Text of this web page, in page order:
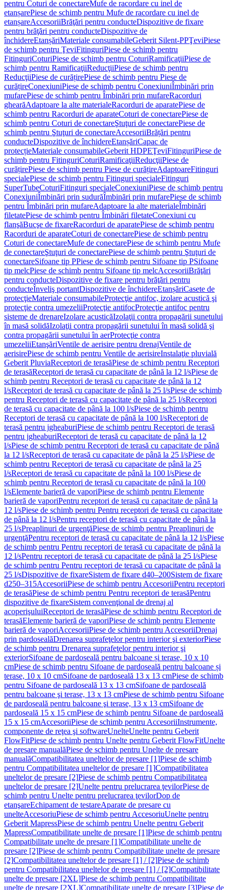
pentru Coturi de conectareMufe de racordare cu inel de
etanșarePiese de schimb pentru Mufe de racordare cu inel de
etanșareAccesoriiBrăţări pentru conducteDispozitive de fixare
pentru brăţări pentru conducteDispozitive de
închidereEtanșăriMateriale consumabileGeberit Silent-PPŢeviPiese
de schimb pentru ŢeviFitinguriPiese de schimb pentru
FitinguriCoturiPiese de schimb pentru CoturiRamificaţiiPiese de
schimb pentru RamificaţiiReducţiiPiese de schimb pentru
ReducţiiPiese de curățirePiese de schimb pentru Piese de
curățireConexiuniPiese de schimb pentru ConexiuniÎmbinări prin
mufarePiese de schimb pentru Îmbinări prin mufareRacorduri
ghearăAdaptoare la alte materialeRacorduri de aparatePiese de
schimb pentru Racorduri de aparateCoturi de conectarePiese de
schimb pentru Coturi de conectareŞtuţuri de conectarePiese de
schimb pentru Ştuţuri de conectareAccesoriiBrățări pentru
conducteDispozitive de închidereEtanșăriCapac de
protecțieMateriale consumabileGeberit HDPEŢeviFitinguriPiese de
schimb pentru FitinguriCoturiRamificaţiiReducţiiPiese de
curățirePiese de schimb pentru Piese de curățireAdaptoareFitinguri
specialePiese de schimb pentru Fitinguri specialeFitinguri
SuperTubeCoturiFitinguri specialeConexiuniPiese de schimb pentru
ConexiuniÎmbinări prin sudurăÎmbinări prin mufarePiese de schimb
pentru Îmbinări prin mufareAdaptoare la alte materialeÎmbinări
filetatePiese de schimb pentru Îmbinări filetateConexiuni cu
flanşăBucşe de fixareRacorduri de aparatePiese de schimb pentru
Racorduri de aparateCoturi de conectarePiese de schimb pentru
Coturi de conectareMufe de conectarePiese de schimb pentru Mufe
de conectareŞtuţuri de conectarePiese de schimb pentru Ştuţuri de
conectareSifoane tip PPiese de schimb pentru Sifoane tip PSifoane
tip melcPiese de schimb pentru Sifoane tip melcAccesoriiBrăţări
pentru conducteDispozitive de fixare pentru brăţări pentru
conducteÎnveliş portantDispozitive de închidereEtanșăriCasete de
protecţieMateriale consumabileProtecţie antifoc, izolare acustică şi
protecţie contra umezeliiProtecţie antifocProtecţie antifoc pentru
sisteme de drenareIzolare acusticăIzolaţii contra propagării sunetului
în masă solidăIzolaţii contra propagării sunetului în masă solidă şi
contra propagării sunetului în aerProtecţie contra
umezeliiEtanşăriVentile de aerisire pentru drenajVentile de
aerisirePiese de schimb pentru Ventile de aerisireInstalaţie pluvială
Geberit PluviaReceptori de terasăPiese de schimb pentru Receptori
de terasăReceptori de terasă cu capacitate de până la 12 l/sPiese de
schimb pentru Receptori de terasă cu capacitate de până la 12
l/sReceptori de terasă cu capacitate de până la 25 l/sPiese de schimb
pentru Receptori de terasă cu capacitate de până la 25 l/sReceptori
de terasă cu capacitate de până la 100 l/sPiese de schimb pentru
Receptori de terasă cu capacitate de până la 100 l/sReceptori de
terasă pentru jgheaburiPiese de schimb pentru Receptori de terasă
pentru jgheaburiReceptori de terasă cu capacitate de până la 12
l/sPiese de schimb pentru Receptori de terasă cu capacitate de până
la 12 l/sReceptori de terasă cu capacitate de până la 25 l/sPiese de
schimb pentru Receptori de terasă cu capacitate de până la 25
l/sReceptori de terasă cu capacitate de până la 100 l/sPiese de
schimb pentru Receptori de terasă cu capacitate de până la 100
l/sElemente barieră de vaporiPiese de schimb pentru Elemente
barieră de vaporiPentru receptori de terasă cu capacitate de până la
12 l/sPiese de schimb pentru Pentru receptori de terasă cu capacitate
de până la 12 l/sPentru receptori de terasă cu capacitate de până la
25 l/sPreaplinuri de urgenţăPiese de schimb pentru Preaplinuri de
urgenţăPentru receptori de terasă cu capacitate de până la 12 l/sPiese
de schimb pentru Pentru receptori de terasă cu capacitate de până la
12 l/sPentru receptori de terasă cu capacitate de până la 25 l/sPiese
de schimb pentru Pentru receptori de terasă cu capacitate de până la
25 l/sDispozitive de fixareSistem de fixare d40–200Sistem de fixare
d250–315AccesoriiPiese de schimb pentru AccesoriiPentru receptori
de terasăPiese de schimb pentru Pentru receptori de terasăPentru
dispozitive de fixareSistem convenţional de drenaj al
acoperişuluiReceptori de terasăPiese de schimb pentru Receptori de
terasăElemente barieră de vaporiPiese de schimb pentru Elemente
barieră de vaporiAccesoriiPiese de schimb pentru AccesoriiDrenaj
prin pardosealăDrenarea suprafeţelor pentru interior şi exteriorPiese
de schimb pentru Drenarea suprafeţelor pentru interior şi
exteriorSifoane de pardoseală pentru balcoane și terase, 10 x 10
cmPiese de schimb pentru Sifoane de pardoseală pentru balcoane și
terase, 10 x 10 cmSifoane de pardoseală 13 x 13 cmPiese de schimb
pentru Sifoane de pardoseală 13 x 13 cmSifoane de pardoseală
pentru balcoane şi terase, 13 x 13 cmPiese de schimb pentru Sifoane
de pardoseală pentru balcoane şi terase, 13 x 13 cmSifoane de
pardoseală 15 x 15 cmPiese de schimb pentru Sifoane de pardoseală
15 x 15 cmAccesoriiPiese de schimb pentru AccesoriiInstrumente,
componente de reţea şi softwareUnelteUnelte pentru Geberit
FlowFitPiese de schimb pentru Unelte pentru Geberit FlowFitUnelte
de presare manualăPiese de schimb pentru Unelte de presare
manualăCompatibilitatea uneltelor de presare [1]Piese de schimb
pentru Compatibilitatea uneltelor de presare [1]Compatibilitatea
uneltelor de presare [2]Piese de schimb pentru Compatibilitatea
uneltelor de presare [2]Unelte pentru prelucrarea ţevilorPiese de
schimb pentru Unelte pentru prelucrarea ţevilorDop de
etanşareEchipament de testareAparate de presare cu
unelteAccesoriuPiese de schimb pentru AccesoriuUnelte pentru
Geberit MapressPiese de schimb pentru Unelte pentru Geberit
MapressCompatibilitate unelte de presare [1]Piese de schimb pentru
Compatibilitate unelte de presare [1]Compatibilitate unelte de
presare [2]Piese de schimb pentru Compatibilitate unelte de presare
[2]Compatibilitatea uneltelor de presare [1] / [2]Piese de schimb
pentru Compatibilitatea uneltelor de presare [1] / [2]Compatibilitate
unelte de presare [2XL]Piese de schimb pentru Compatibilitate
unelte de presare [2XL]Compatibilitate unelte de presare [3]Piese de